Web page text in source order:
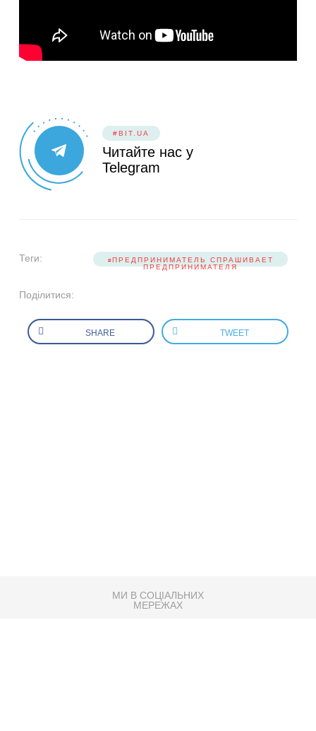
#BIT.UA
Читайте нас у
Telegram
Теги:
ПРЕДПРИНИМАТЕЛЬ СПРАШИВАЕТ
ПРЕДПРИНИМАТЕЛЯ
Поділитися:
SHARE TWEET
МИ В СОЦІАЛЬНИХ
МЕРЕЖАХ